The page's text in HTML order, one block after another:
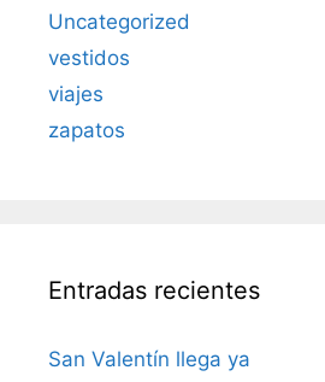
Uncategorized
vestidos
viajes
zapatos
Entradas recientes
San Valentín llega ya